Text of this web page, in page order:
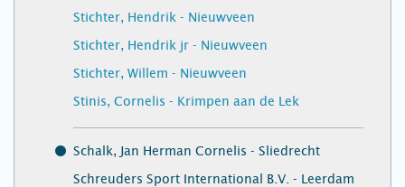
Stichter, Hendrik - Nieuwveen
Stichter, Hendrik jr - Nieuwveen
Stichter, Willem - Nieuwveen
Stinis, Cornelis - Krimpen aan de Lek
Schalk, Jan Herman Cornelis - Sliedrecht
Schreuders Sport International B.V. - Leerdam